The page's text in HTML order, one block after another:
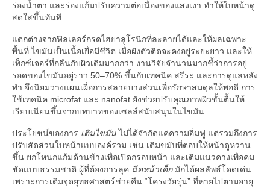
ร่องน้ำตา และร่องแก้มปรับความต่อเนื่องของแสงเงา ทำให้ใบหน้าดู
สดใสขึ้นทันที
แตกต่างจากฟิลเลอร์กรดไฮยาลูโรนิกที่ละลายได้และให้ผลเฉพาะ
พื้นที่ ไขมันเป็นเนื้อเยื่อมีชีวิต เมื่อฝังตัวติดจะคงอยู่ระยะยาว และให้
เท็กซ์เจอร์ที่กลืนกับผิวเดิมมากกว่า งานวิจัยจำนวนมากชี้ว่าการอยู่
รอดของไขมันอยู่ราว 50–70% ขึ้นกับเทคนิค สรีระ และการดูแลหลัง
ทำ จึงนิยมวางแผนเผื่อการสลายบางส่วนเพื่อรักษาสมดุลให้พอดี การ
ใช้เทคนิค microfat และ nanofat ยังช่วยปรับคุณภาพผิวชั้นตื้นให้
เรียบเนียนขึ้นจากบทบาทของเซลล์สนับสนุนในไขมัน
ประโยชน์ของการ เติมไขมันไม่ได้จำกัดแค่ความอิ่มฟู แต่รวมถึงการ
ปรับสัดส่วนใบหน้าแบบองค์รวม เช่น เติมขมับที่ตอบให้หน้าดูหวาน
ขึ้น ยกโหนกแก้มด้านข้างเพื่อเปิดกรอบหน้า และเติมแนวคางเพื่อคม
ชัดแบบธรรมชาติ ผู้ที่ต้องการลุค ฉีดหน้าเด็กมักได้ผลลัพธ์โดดเด่น
เพราะการเติมจุดยุทธศาสตร์ช่วยคืน “โครงวัยรุ่น” ที่หายไปตามอายุ